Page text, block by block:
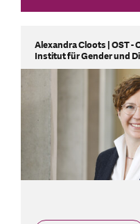
Alexandra Cloots | OST
Institut für Gender und